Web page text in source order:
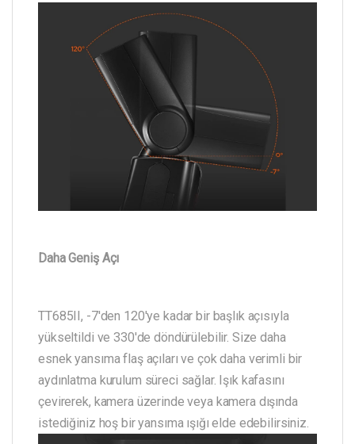
Daha Geniş Açı
TT685II, -7'den 120'ye kadar bir başlık açısıyla
yükseltildi ve 330'de döndürülebilir. Size daha
esnek yansıma flaş açıları ve çok daha verimli bir
aydınlatma kurulum süreci sağlar. Işık kafasını
çevirerek, kamera üzerinde veya kamera dışında
istediğiniz hoş bir yansıma ışığı elde edebilirsiniz.